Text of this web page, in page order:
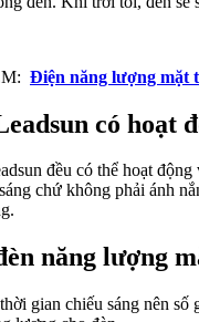
Điện năng lượng mặt
có hoạt
đều có thể hoạt
chứ không phải ánh
năng lượng
gian chiếu sáng nên